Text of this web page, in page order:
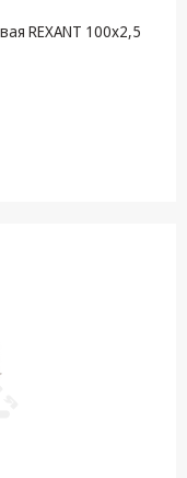
REXANT 100x2,5